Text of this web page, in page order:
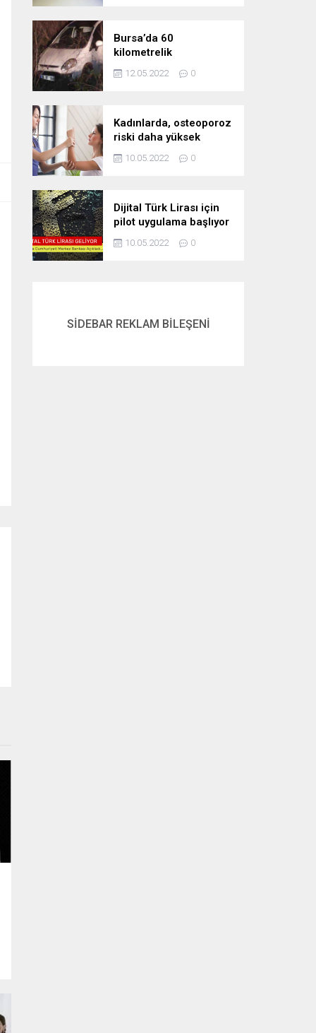
Bursa’da 60
kilometrelik
kovalamaca!
12.05.2022 0
Kadınlarda, osteoporoz
riski daha yüksek
10.05.2022 0
Dijital Türk Lirası için
pilot uygulama başlıyor
10.05.2022 0
SİDEBAR REKLAM BİLEŞENİ